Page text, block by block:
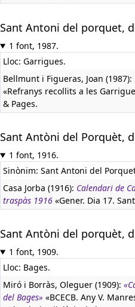
Sant Antoni del porquet,
1 font, 1987.
Lloc: Garrigues.
Bellmunt i Figueras, Joan (1987):
«Refranys recollits a les
& Pages.
Sant Antòni del Porquèt,
1 font, 1916.
Sinònim: Sant Antoni del
Casa Jorba (1916): Calendari de
traspàs 1916 «Gener. Dia 17.
Sant Antòni del porquèt,
1 font, 1909.
Lloc: Bages.
Miró i Borràs, Oleguer (1909):
del Bages» «BCECB. Any V.